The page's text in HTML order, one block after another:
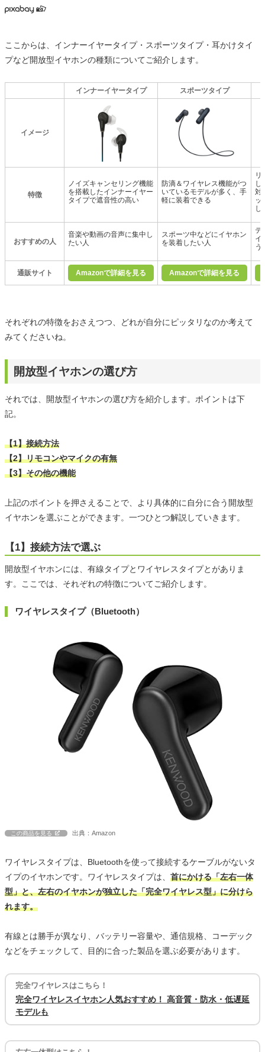
ここからは、インナーイヤータイプ・スポーツタイプ・耳かけタイ
プなど開放型イヤホンの種類についてご紹介します。
インナーイヤータイプ スポーツタイプ
イメージ
特徴
ノイズキャンセリング機能
を搭載したインナーイヤー
タイプで遮音性の高い
防滴＆ワイヤレス機能がつ
いているモデルが多く、手
軽に装着できる
リ
し
対
ッ
し
おすすめの人
音楽や動画の音声に集中し
たい人
スポーツ中などにイヤホン
を装着したい人
テ
イ
う
通販サイト Amazonで詳細を見る Amazonで詳細を見る
それぞれの特徴をおさえつつ、どれが自分にピッタリなのか考えて
みてくださいね。
開放型イヤホンの選び方
それでは、開放型イヤホンの選び方を紹介します。ポイントは下
記。
【1】接続方法
【2】リモコンやマイクの有無
【3】その他の機能
上記のポイントを押さえることで、より具体的に自分に合う開放型
イヤホンを選ぶことができます。一つひとつ解説していきます。
【1】接続方法で選ぶ
開放型イヤホンには、有線タイプとワイヤレスタイプとがありま
す。ここでは、それぞれの特徴についてご紹介します。
ワイヤレスタイプ（Bluetooth）
この商品を見る 出典：Amazon
ワイヤレスタイプは、Bluetoothを使って接続するケーブルがないタ
イプのイヤホンです。ワイヤレスタイプは、 首にかける「左右一体
型」と、左右のイヤホンが独立した「完全ワイヤレス型」に分けら
れます。
有線とは勝手が異なり、バッテリー容量や、通信規格、コーデック
などをチェックして、目的に合った製品を選ぶ必要があります。
完全ワイヤレスはこちら！
完全ワイヤレスイヤホン人気おすすめ！ 高音質・防水・低遅延
モデルも